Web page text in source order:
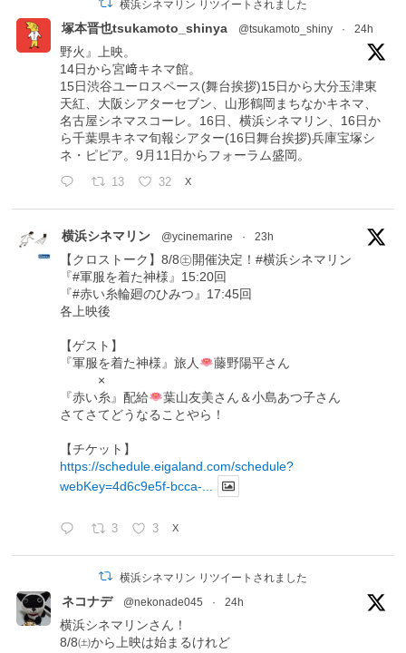
横浜シネマリン リツイートされました
塚本晋也tsukamoto_shinya @tsukamoto_shiny · 24h
野火』上映。
14日から宮﨑キネマ館。
15日渋谷ユーロスペース(舞台挨拶)15日から大分玉津東
天紅、大阪シアターセブン、山形鶴岡まちなかキネマ、
名古屋シネマスコーレ。16日、横浜シネマリン、16日か
ら千葉県キネマ旬報シアター(16日舞台挨拶)兵庫宝塚シ
ネ・ピピア。9月11日からフォーラム盛岡。
13 32 X
横浜シネマリン @ycinemarine · 23h
【クロストーク】8/8㊏開催決定！#横浜シネマリン
『#軍服を着た神様』15:20回
『#赤い糸輪廻のひみつ』17:45回
各上映後
【ゲスト】
『軍服を着た神様』旅人
藤野陽平さん
×
『赤い糸』配給
葉山友美さん＆小島あつ子さん
さてさてどうなることやら！
【チケット】
https://schedule.eigaland.com/schedule?
webKey=4d6c9e5f-bcca-...
3 3 X
横浜シネマリン リツイートされました
ネコナデ @nekonade045 · 24h
横浜シネマリンさん！
8/8㈯から上映は始まるけれど